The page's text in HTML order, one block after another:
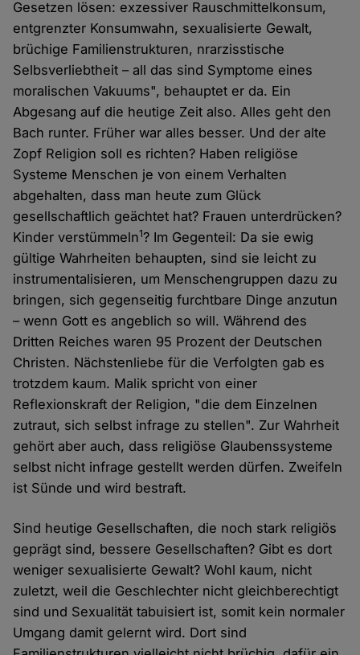
Gesetzen lösen: exzessiver Rauschmittelkonsum,
entgrenzter Konsumwahn, sexualisierte Gewalt,
brüchige Familienstrukturen, nrarzisstische
Selbsverliebtheit – all das sind Symptome eines
moralischen Vakuums", behauptet er da. Ein
Abgesang auf die heutige Zeit also. Alles geht den
Bach runter. Früher war alles besser. Und der alte
Zopf Religion soll es richten? Haben religiöse
Systeme Menschen je von einem Verhalten
abgehalten, dass man heute zum Glück
gesellschaftlich geächtet hat? Frauen unterdrücken?
Kinder verstümmeln1? Im Gegenteil: Da sie ewig
gültige Wahrheiten behaupten, sind sie leicht zu
instrumentalisieren, um Menschengruppen dazu zu
bringen, sich gegenseitig furchtbare Dinge anzutun
– wenn Gott es angeblich so will. Während des
Dritten Reiches waren 95 Prozent der Deutschen
Christen. Nächstenliebe für die Verfolgten gab es
trotzdem kaum. Malik spricht von einer
Reflexionskraft der Religion, "die dem Einzelnen
zutraut, sich selbst infrage zu stellen". Zur Wahrheit
gehört aber auch, dass religiöse Glaubenssysteme
selbst nicht infrage gestellt werden dürfen. Zweifeln
ist Sünde und wird bestraft.
Sind heutige Gesellschaften, die noch stark religiös
geprägt sind, bessere Gesellschaften? Gibt es dort
weniger sexualisierte Gewalt? Wohl kaum, nicht
zuletzt, weil die Geschlechter nicht gleichberechtigt
sind und Sexualität tabuisiert ist, somit kein normaler
Umgang damit gelernt wird. Dort sind